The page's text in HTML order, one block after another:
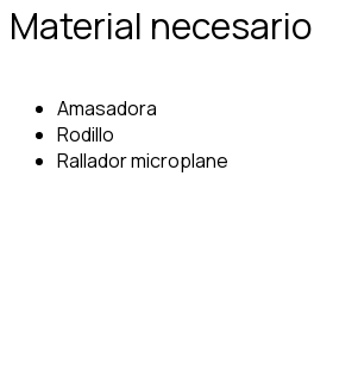
Material necesario
Amasadora
Rodillo
Rallador microplane